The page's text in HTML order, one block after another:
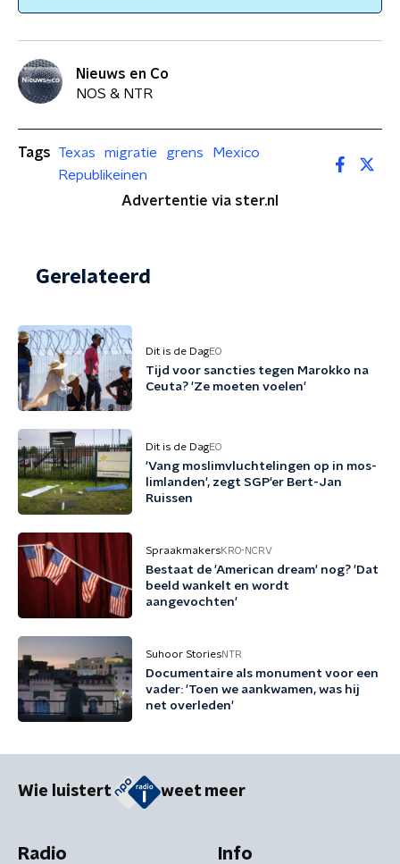
Nieuws en Co
NOS & NTR
Tags Texas migratie grens
Mexico
Republikeinen
Advertentie via ster.nl
Gerelateerd
Dit is de DagEO
Tijd voor sancties tegen Marokko na
Ceuta? 'Ze moeten voelen'
Dit is de DagEO
'Vang mos­lim­vluch­te­lin­gen op in mos­
lim­lan­den', zegt SGP'er Bert-Jan
Ruissen
SpraakmakersKRO-NCRV
Bestaat de 'American dream' nog? 'Dat
beeld wankelt en wordt
aangevochten'
Suhoor StoriesNTR
Documentaire als monument voor een
vader: 'Toen we aankwamen, was hij
net overleden'
Wie luistert weet meer
Radio Info